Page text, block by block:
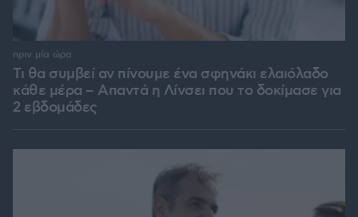
Τι θα συμβεί αν πίνουμε ένα σφηνάκι ελαιόλαδο
κάθε μέρα – Απαντά η Λίνσει που το δοκίμασε για
2 εβδομάδες
πριν μία ώρα